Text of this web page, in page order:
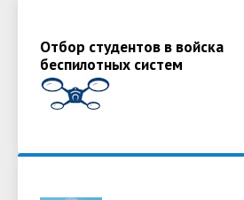
Отбор студентов в войска
беспилотных систем